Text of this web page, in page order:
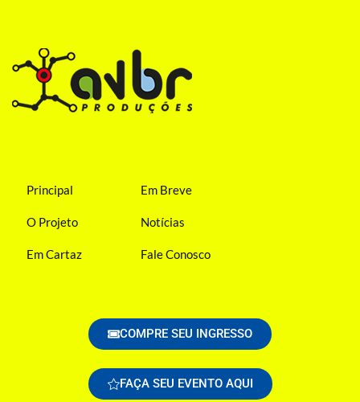
Principal
O Projeto
Em Cartaz
Em Breve
Notícias
Fale Conosco
COMPRE SEU INGRESSO
FAÇA SEU EVENTO AQUI